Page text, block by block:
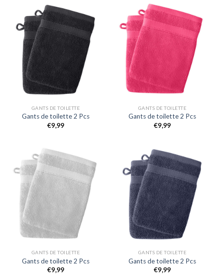
GANTS DE TOILETTE
Gants de toilette 2 Pcs
€9,99
GANTS DE TOILETTE
Gants de toilette 2 Pcs
€9,99
GANTS DE TOILETTE
Gants de toilette 2 Pcs
€9,99
GANTS DE TOILETTE
Gants de toilette 2 Pcs
€9,99